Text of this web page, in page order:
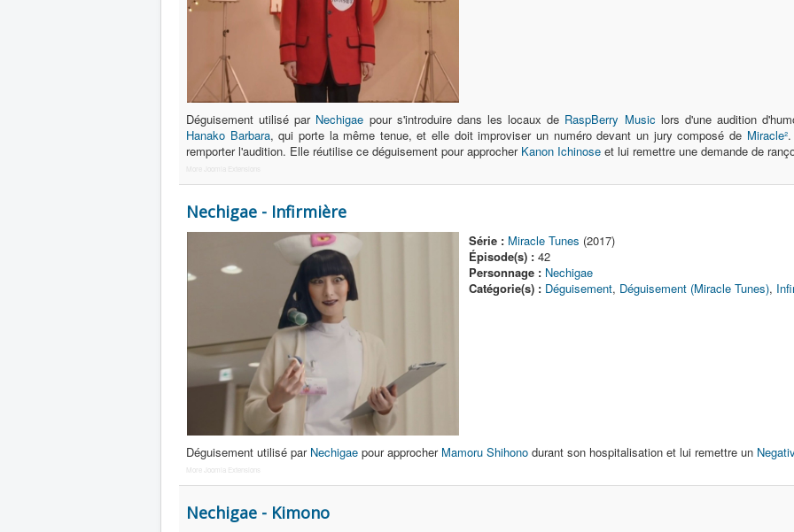
Déguisement utilisé par Nechigae pour s'introduire dans les locaux de RaspBerry Music lors d'une audition
Hanako Barbara, qui porte la même tenue, et elle doit improviser un numéro devant un jury composé de Miracle².
remporter l'audition. Elle réutilise ce déguisement pour approcher Kanon Ichinose et lui remettre une demande de
More Joomla Extensions
Nechigae - Infirmière
Série : Miracle Tunes (2017)
Épisode(s) : 42
Personnage : Nechigae
Catégorie(s) : Déguisement, Déguisement (Miracle Tunes),
Déguisement utilisé par Nechigae pour approcher Mamoru Shihono durant son hospitalisation et lui remettre un
More Joomla Extensions
Nechigae - Kimono